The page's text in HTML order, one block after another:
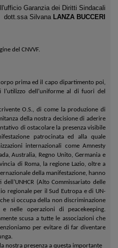
Garanzia dei Diritti Sindacali
dott.ssa Silvana LANZA BUCCERI
del CNVVF.
prima ed il capo dipartimento poi,
dell’uniforme al di fuori del
O.S., di come la produzione di
della nostra decisione di aderire
di ostacolare la presenza visibile
patrocinata ed alla quale
internazionali come Amnesty
Australia, Regno Unito, Germania e
di Roma, la regione Lazio, oltre a
della manifestazione, hanno
(Alto Commissariato delle
regionale per il Sud Eutropa e di UN-
si occupa della non discriminazione
nelle operazioni di peacekeeping.
scusa a tutte le associazioni che
per evitare di far diventare
nostra presenza a questa importante